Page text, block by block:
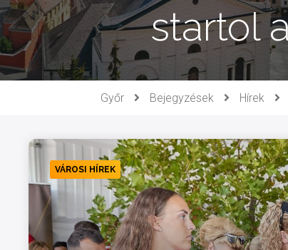
startol
Győr Bejegyzések Hírek
VÁROSI HÍREK